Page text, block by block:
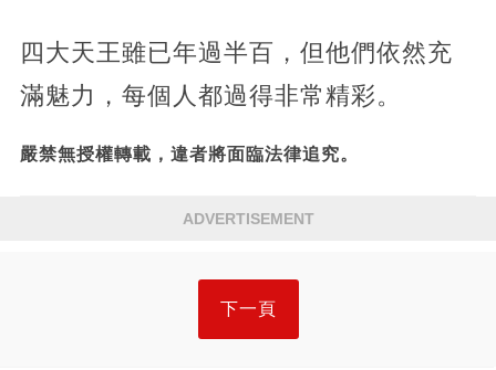
四大天王雖已年過半百，但他們依然充
滿魅力，每個人都過得非常精彩。
嚴禁無授權轉載，違者將面臨法律追究。
ADVERTISEMENT
下一頁